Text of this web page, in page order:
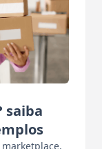
saiba